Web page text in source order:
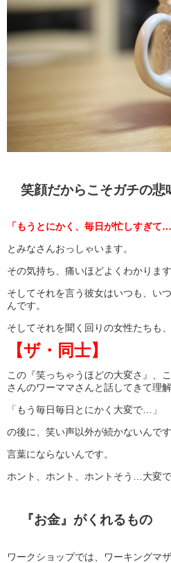
笑顔だからこそガチの悲
「もうとにかく、毎日が忙しすぎて…
とみなさんおっしゃいます。
その気持ち、痛いほどよくわかります
そしてそれを言う彼女はいつも、い
んです。
そしてそれを聞く回りの女性たちも
【ザ・同士】
この『笑っちゃうほどの大変さ』、
さんのワーママさんと話してきて理
「もう毎日毎日とにかく大変で…」
の後に、笑い声以外が続かないんです
言葉にならないんです。
ホント、ホント、ホントそう…大変で
『お金』がくれるもの
ワークショップでは、ワーキングマ